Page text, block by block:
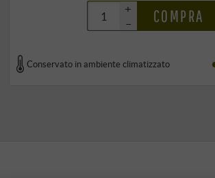
+
–
COMPRA
Conservato in ambiente climatizzato